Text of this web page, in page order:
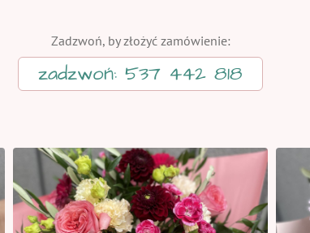
Zadzwoń, by złożyć zamówienie:
zadzwoń: 537 442 818